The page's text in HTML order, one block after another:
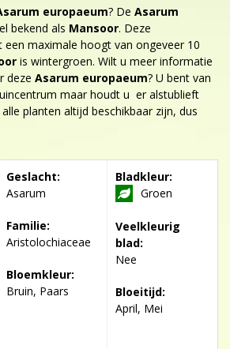
europaeum? De Asarum
bekend als Mansoor. Deze
maximale hoogt van ongeveer 10
is wintergroen. Wilt u meer informatie
deze Asarum europaeum? U bent van
maar houdt u er alstublieft
planten altijd beschikbaar zijn, dus
Geslacht:
Asarum
Familie:
Aristolochiaceae
Bloemkleur:
Bruin, Paars
Bladkleur:
Groen
Veelkleurig
blad:
Nee
Bloeitijd:
April, Mei